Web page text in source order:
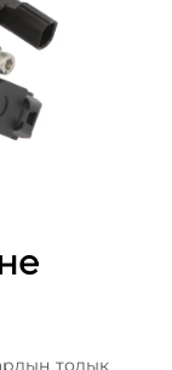
толық